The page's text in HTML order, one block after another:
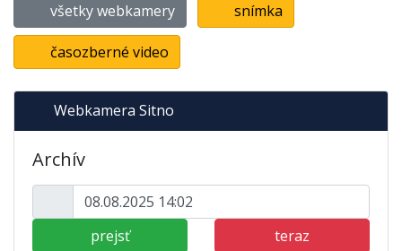
všetky webkamery snímka
časozberné video
Webkamera Sitno
Archív
prejsť teraz